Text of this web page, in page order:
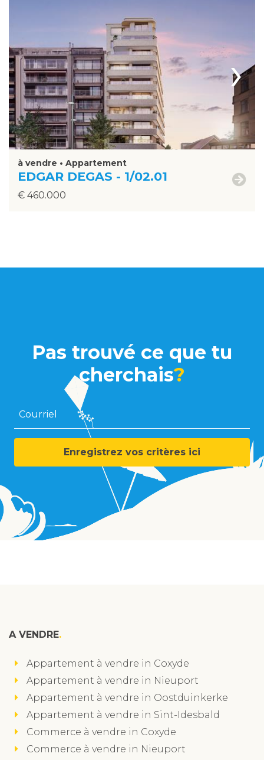
›
à vendre • Appartement
EDGAR DEGAS - 1/02.01
€ 460.000
Pas trouvé ce que tu
cherchais?
Courriel
Enregistrez vos critères ici
A VENDRE
Appartement à vendre in Coxyde
Appartement à vendre in Nieuport
Appartement à vendre in Oostduinkerke
Appartement à vendre in Sint-Idesbald
Commerce à vendre in Coxyde
Commerce à vendre in Nieuport